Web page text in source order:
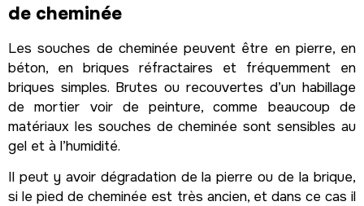
de cheminée
Les souches de cheminée peuvent être en pierre, en
béton, en briques réfractaires et fréquemment en
briques simples. Brutes ou recouvertes d’un habillage
de mortier voir de peinture, comme beaucoup de
matériaux les souches de cheminée sont sensibles au
gel et à l’humidité.
Il peut y avoir dégradation de la pierre ou de la brique,
si le pied de cheminée est très ancien, et dans ce cas il